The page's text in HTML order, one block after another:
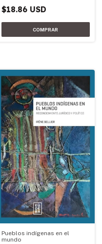
$18.86 USD
Pueblos indígenas en el
mundo